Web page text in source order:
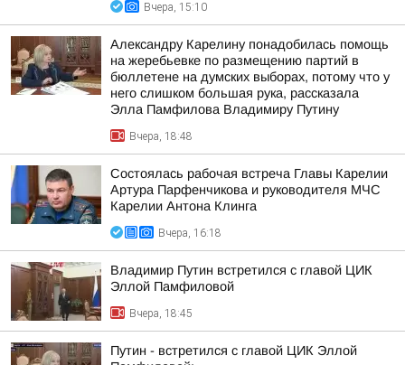
Вчера, 15:10
Александру Карелину понадобилась помощь
на жеребьевке по размещению партий в
бюллетене на думских выборах, потому что у
него слишком большая рука, рассказала
Элла Памфилова Владимиру Путину
Вчера, 18:48
Состоялась рабочая встреча Главы Карелии
Артура Парфенчикова и руководителя МЧС
Карелии Антона Клинга
Вчера, 16:18
Владимир Путин встретился с главой ЦИК
Эллой Памфиловой
Вчера, 18:45
Путин - встретился с главой ЦИК Эллой